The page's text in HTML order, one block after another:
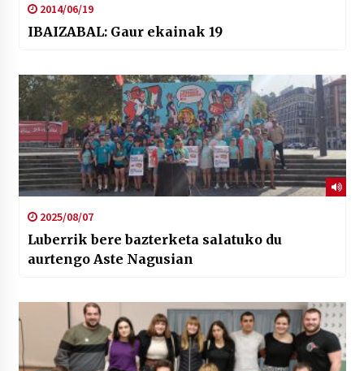
2014/06/19
IBAIZABAL: Gaur ekainak 19
2025/08/07
Luberrik bere bazterketa salatuko du
aurtengo Aste Nagusian